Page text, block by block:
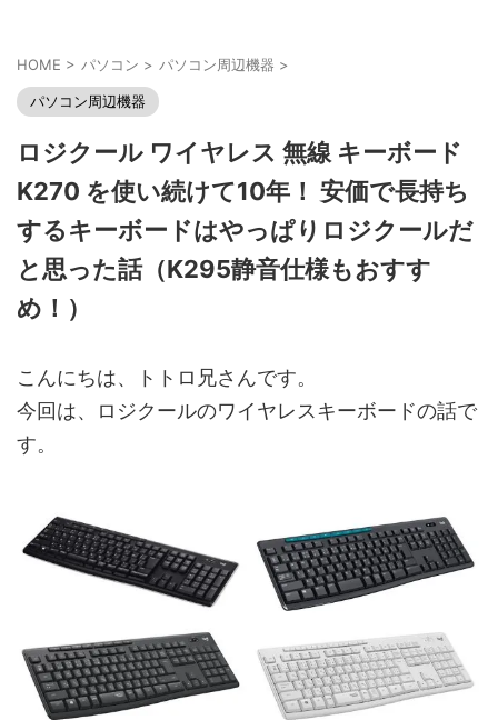
HOME > パソコン > パソコン周辺機器 >
パソコン周辺機器
ロジクール ワイヤレス 無線 キーボード
K270 を使い続けて10年！ 安価で長持ち
するキーボードはやっぱりロジクールだ
と思った話（K295静音仕様もおすす
め！）
こんにちは、トトロ兄さんです。
今回は、ロジクールのワイヤレスキーボードの話で
す。